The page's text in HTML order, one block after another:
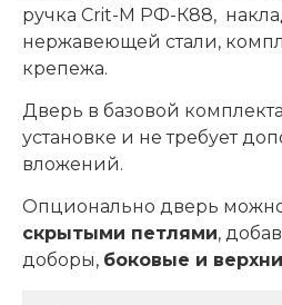
ручка Crit-M РФ-К88,
нержавеющей стали,
крепежа.
Дверь в базовой
установке и не требует
вложений.
Опционально дверь
скрытыми петлями,
доборы, боковые и